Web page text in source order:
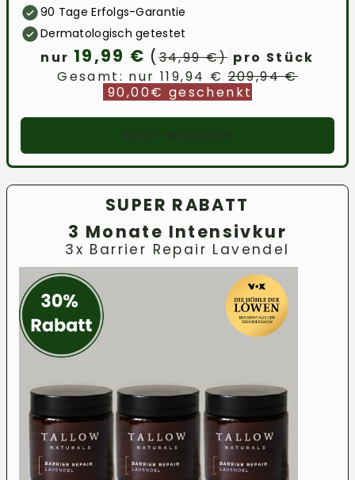
90 Tage Erfolgs-Garantie
Dermatologisch getestet
nur 19,99 € (34,99 €) pro Stück
Gesamt: nur 119,94 €209,94 €
90,00€ geschenkt
SUPER RABATT
3 Monate Intensivkur
3x Barrier Repair Lavendel